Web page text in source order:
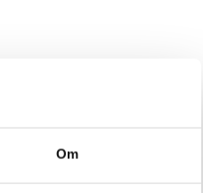
Om